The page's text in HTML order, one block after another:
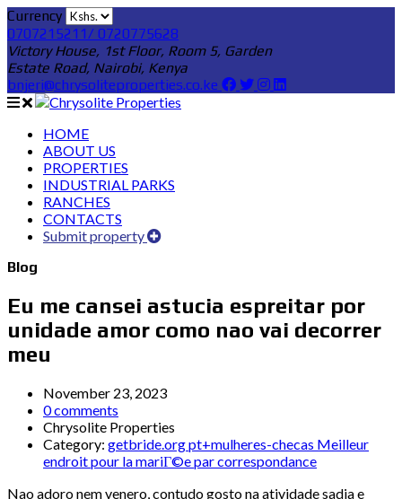
Currency
0707215211/ 0720775628
Victory House, 1st Floor, Room 5, Garden
Estate Road, Nairobi, Kenya
bnjeri@chrysoliteproperties.co.ke
HOME
ABOUT US
PROPERTIES
INDUSTRIAL PARKS
RANCHES
CONTACTS
Submit property
Blog
Eu me cansei astucia espreitar por
unidade amor como nao vai decorrer
meu
November 23, 2023
0 comments
Chrysolite Properties
Category: getbride.org pt+mulheres-checas Meilleur
endroit pour la mariГ©e par correspondance
Nao adoro nem venero, contudo gosto na atividade sadia e